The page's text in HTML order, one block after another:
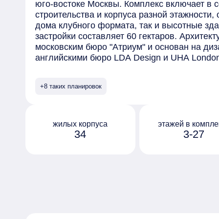
юго-востоке Москвы. Комплекс включает в
строительства и корпуса разной
дома клубного формата, так и высотные
застройки составляет 60 гектаров.
московским бюро "Атриум" и основан на
английскими бюро LDA Design и UHA
предлагаемых в комплексе - квартиры с
обустроен собственный парк "Зелёная
10 гектаров, которая тянется через весь
Протяжённое прогулочное пространство
+8 таких планировок
34
жилых корпуса
3-27
этажей в